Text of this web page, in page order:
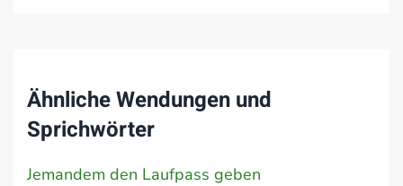
Ähnliche Wendungen und
Sprichwörter
Jemandem den Laufpass geben